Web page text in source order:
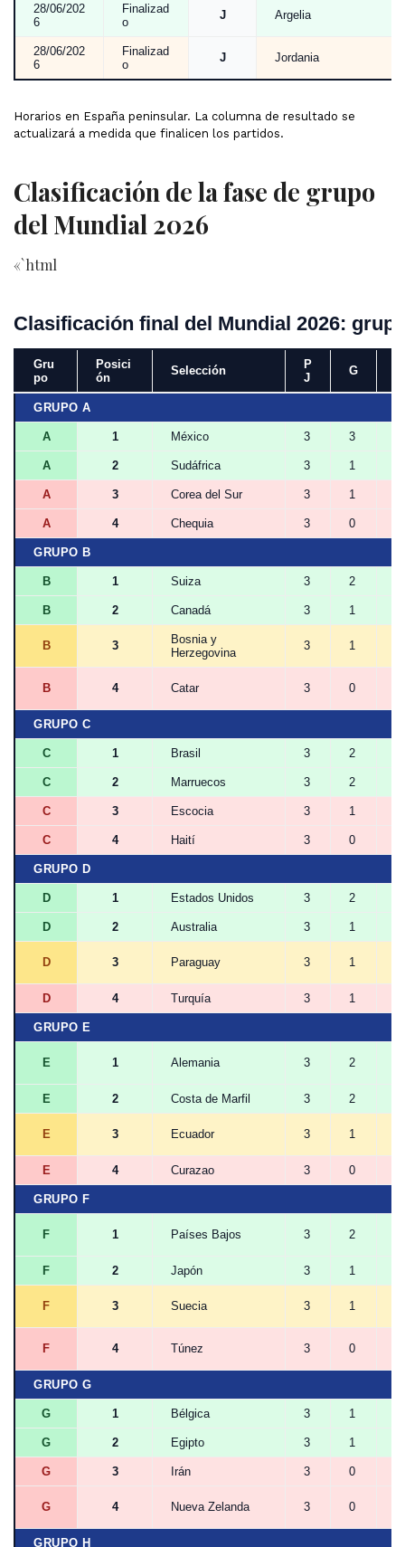
28/06/202
6
Finalizad
o
J Argelia
28/06/202
6
Finalizad
o
J Jordania
Horarios en España peninsular. La columna de resultado se
actualizará a medida que finalicen los partidos.
Clasificación de la fase de grupo
del Mundial 2026
«`html
Clasificación final del Mundial 2026:
Gru
po
Posici
ón
Selección
P
J
G
GRUPO A
A 1 México 3 3
A 2 Sudáfrica 3 1
A 3 Corea del Sur 3 1
A 4 Chequia 3 0
GRUPO B
B 1 Suiza 3 2
B 2 Canadá 3 1
B 3
Bosnia y
Herzegovina
3 1
B 4 Catar 3 0
GRUPO C
C 1 Brasil 3 2
C 2 Marruecos 3 2
C 3 Escocia 3 1
C 4 Haití 3 0
GRUPO D
D 1 Estados Unidos 3 2
D 2 Australia 3 1
D 3 Paraguay 3 1
D 4 Turquía 3 1
GRUPO E
E 1 Alemania 3 2
E 2 Costa de Marfil 3 2
E 3 Ecuador 3 1
E 4 Curazao 3 0
GRUPO F
F 1 Países Bajos 3 2
F 2 Japón 3 1
F 3 Suecia 3 1
F 4 Túnez 3 0
GRUPO G
G 1 Bélgica 3 1
G 2 Egipto 3 1
G 3 Irán 3 0
G 4 Nueva Zelanda 3 0
GRUPO H